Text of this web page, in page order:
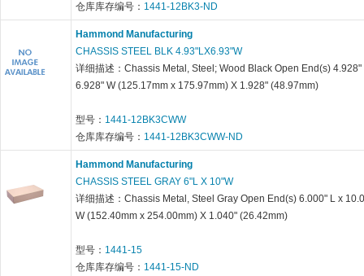
仓库库存编号： 1441-12BK3-ND
Hammond Manufacturing
CHASSIS STEEL BLK 4.93"LX6.93"W
详细描述：Chassis Metal, Steel; Wood Black Open End(s) 4.928"
6.928" W (125.17mm x 175.97mm) X 1.928" (48.97mm)
型号： 1441-12BK3CWW
仓库库存编号： 1441-12BK3CWW-ND
Hammond Manufacturing
CHASSIS STEEL GRAY 6"L X 10"W
详细描述：Chassis Metal, Steel Gray Open End(s) 6.000" L x
W (152.40mm x 254.00mm) X 1.040" (26.42mm)
型号： 1441-15
仓库库存编号： 1441-15-ND